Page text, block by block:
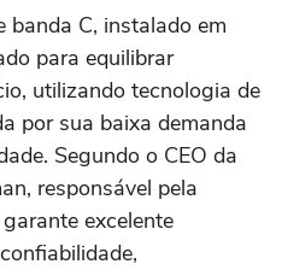
banda C, instalado em
para equilibrar
utilizando tecnologia de
por sua baixa demanda
Segundo o CEO da
responsável pela
excelente